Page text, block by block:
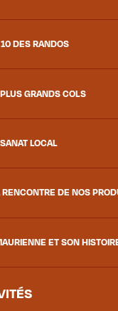
DES RANDOS
GRANDS COLS
LOCAL
DE NOS
ET SON